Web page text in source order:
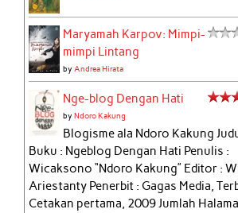
Maryamah Karpov: Mimpi-
mimpi Lintang
byAndrea Hirata
Nge-blog Dengan Hati
byNdoro Kakung
Blogisme ala Ndoro Kakung
Buku : Ngeblog Dengan Hati Penulis :
Wicaksono “Ndoro Kakung” Editor :
Ariestanty Penerbit : Gagas Media,
Cetakan pertama, 2009 Jumlah